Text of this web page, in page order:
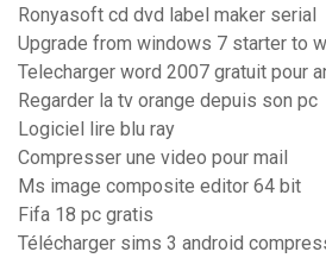
Ronyasoft cd dvd label maker serial
Upgrade from windows 7 starter to
Telecharger word 2007 gratuit pour
Regarder la tv orange depuis son pc
Logiciel lire blu ray
Compresser une video pour mail
Ms image composite editor 64 bit
Fifa 18 pc gratis
Télécharger sims 3 android